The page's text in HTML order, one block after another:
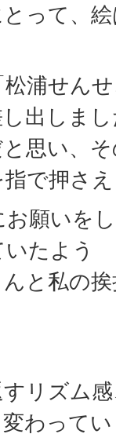
って、
浦せん
出しま
思い、
で押さ
願いを
たよう
と私の
リズム
わって